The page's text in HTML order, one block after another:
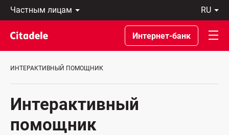
Частным
лицам
Предприятиям
Private
Banking
банке
ru
Latviski
По-
русски
In
Интернет-банк
ИНТЕРАКТИВНЫЙ ПОМОЩНИК
Интерактивный
помощник